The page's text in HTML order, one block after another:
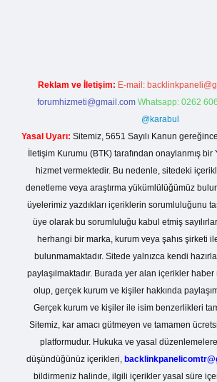
Reklam ve İletişim: E-mail:
forumhizmeti@gmail.com Whatsapp: 0262
@karabul
Yasal Uyarı: Sitemiz, 5651 Sayılı Kanun
İletişim Kurumu (BTK) tarafından onaylanmış bir
hizmet vermektedir. Bu nedenle, sitedeki
denetleme veya araştırma yükümlülüğümüz
üyelerimiz yazdıkları içeriklerin sorumluluğunu
üye olarak bu sorumluluğu kabul etmiş
herhangi bir marka, kurum veya şahıs şirketi
bulunmamaktadır. Sitede yalnızca kendi
paylaşılmaktadır. Burada yer alan içerikler haber
olup, gerçek kurum ve kişiler hakkında
Gerçek kurum ve kişiler ile isim benzerlikleri
Sitemiz, kar amacı gütmeyen ve tamamen
platformudur. Hukuka ve yasal düzenlemelere
düşündüğünüz içerikleri,
bildirmeniz halinde, ilgili içerikler yasal süre